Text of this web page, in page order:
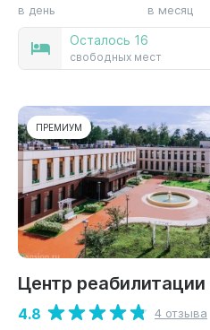
Осталось 16
свободных мест
в день в месяц
ПРЕМИУМ
4.8
4 отзыва